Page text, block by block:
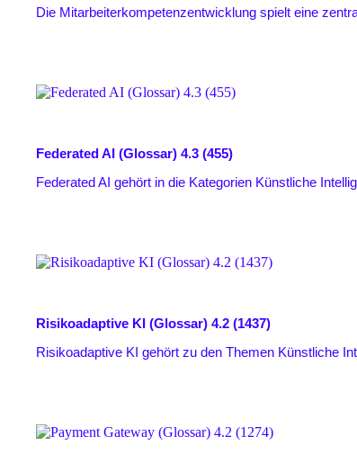
Die Mitarbeiterkompetenzentwicklung spielt eine
Federated AI (Glossar) 4.3 (455)
Federated AI gehört in die Kategorien Künstliche
Risikoadaptive KI (Glossar) 4.2 (1437)
Risikoadaptive KI gehört zu den Themen Künstliche